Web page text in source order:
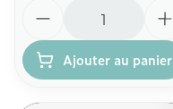
Ajouter au panier